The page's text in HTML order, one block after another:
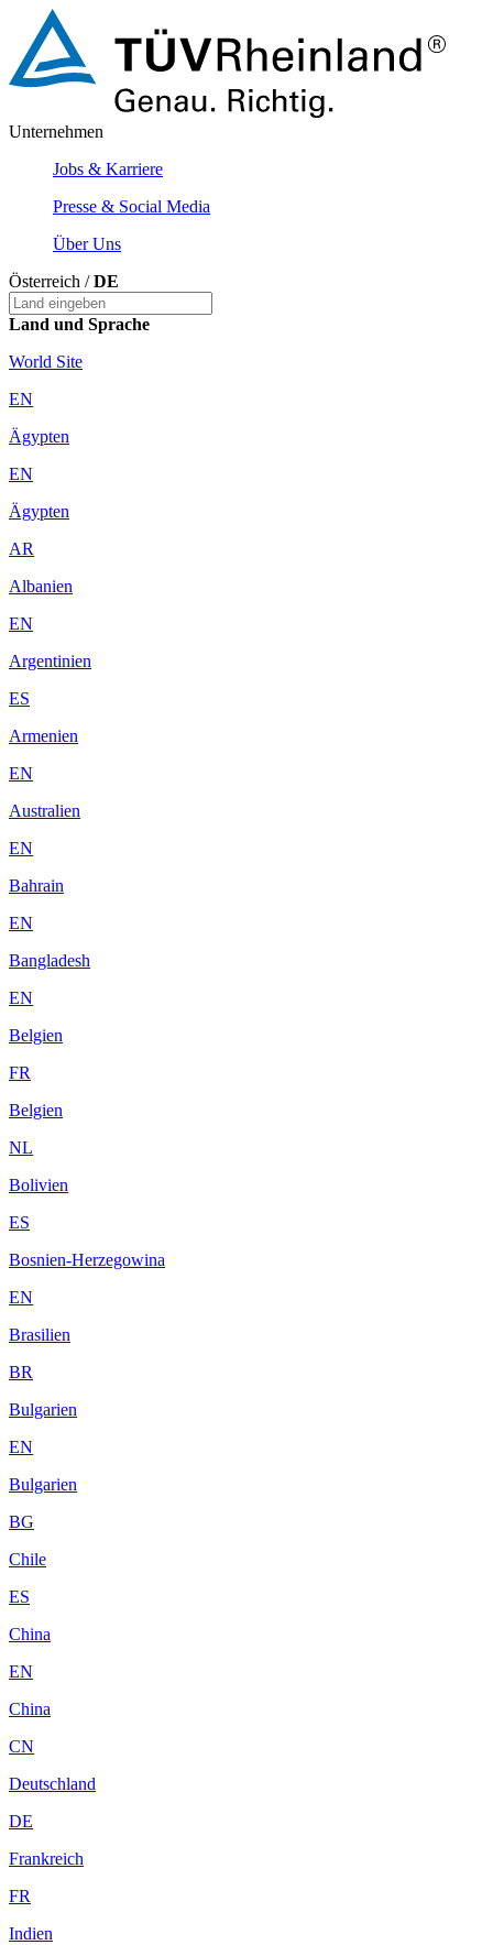
Unternehmen
Jobs & Karriere
Presse & Social Media
Über Uns
Österreich /DE
Land und Sprache
World Site
EN
Ägypten
EN
Ägypten
AR
Albanien
EN
Argentinien
ES
Armenien
EN
Australien
EN
Bahrain
EN
Bangladesh
EN
Belgien
FR
Belgien
NL
Bolivien
ES
Bosnien-Herzegowina
EN
Brasilien
BR
Bulgarien
EN
Bulgarien
BG
Chile
ES
China
EN
China
CN
Deutschland
DE
Frankreich
FR
Indien